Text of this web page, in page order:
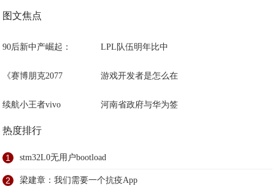
图文焦点
90后新中产崛起： LPL队伍明年比中
《赛博朋克2077 游戏开发者是怎么在
续航小王者vivo 河南省政府与华为签
热度排行
1 stm32L0无用户bootload
2 梁建章：我们需要一个抗疫App